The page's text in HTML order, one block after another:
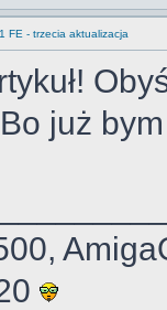
FE - trzecia aktualizacja
już